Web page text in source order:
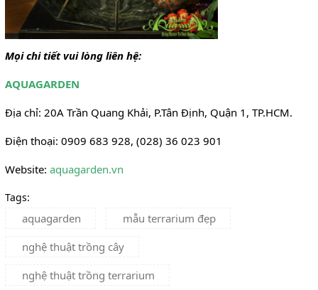
Mọi chi tiết vui lòng liên hệ:
AQUAGARDEN
Địa chỉ: 20A Trần Quang Khải, P.Tân Định, Quận 1, TP.HCM.
Điện thoại: 0909 683 928, (028) 36 023 901
Website: aquagarden.vn
Tags:
aquagarden
mẫu terrarium đẹp
nghệ thuật trồng cây
nghệ thuật trồng terrarium